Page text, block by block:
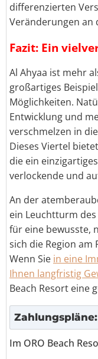
differenzierten
Veränderungen an
Fazit: Ein
Al Ahyaa ist mehr
großartiges
Möglichkeiten.
Entwicklung und
verschmelzen in
Dieses Viertel
die ein
verlockende und
An der
ein Leuchtturm des
für eine bewusste,
sich die Region
Wenn Sie in eine
Ihnen langfristig
Beach Resort eine
Zahlungspläne:
Im ORO Beach